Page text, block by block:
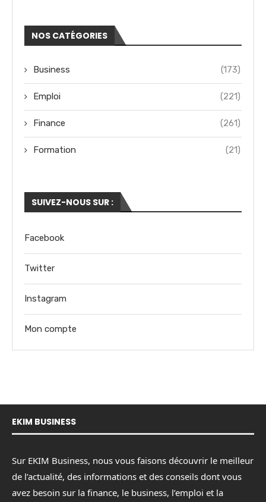
NOS CATÉGORIES
Business (173)
Emploi (221)
Finance (261)
Formation (21)
SUIVEZ-NOUS SUR :
Facebook
Twitter
Instagram
Mon compte
EKIM BUSINESS
Sur EKIM Business, nous vous faisons découvrir le meilleur
de l’actualité, des informations et des conseils dont vous
avez besoin sur la finance, le business, l’emploi et la